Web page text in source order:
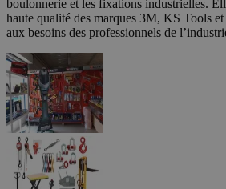
boulonnerie et les fixations industrielles.
haute qualité des marques 3M, KS Tools
aux besoins des professionnels de